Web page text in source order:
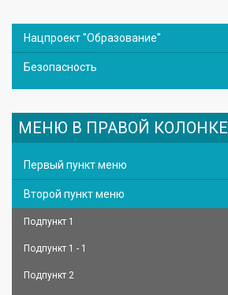
Нацпроект "Образование"
Безопасность
МЕНЮ В ПРАВОЙ КОЛОНКЕ
Первый пункт меню
Второй пункт меню
Подпункт 1
Подпункт 1 - 1
Подпункт 2